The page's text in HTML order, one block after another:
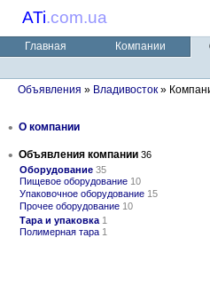
ATi.com.ua
Главная Компании
Объявления » Владивосток »
• О компании
• Объявления компании 36
Оборудование 35
Пищевое оборудование 10
Упаковочное оборудование 15
Прочее оборудование 10
Тара и упаковка 1
Полимерная тара 1